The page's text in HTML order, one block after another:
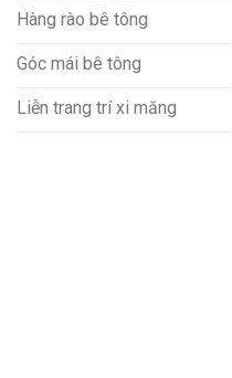
Hàng rào bê tông
Góc mái bê tông
Liễn trang trí xi măng